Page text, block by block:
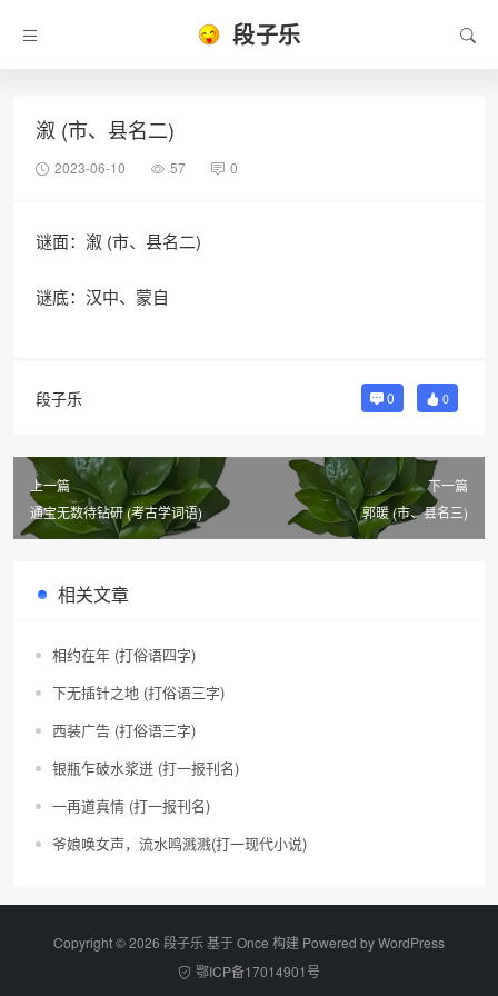
段子乐
溆 (市、县名二)
2023-06-10 57 0
谜面：溆 (市、县名二)
谜底：汉中、蒙自
段子乐 0 0
上一篇
通宝无数待钻研 (考古学词语)
下一篇
郭暖 (市、县名三)
相关文章
相约在年 (打俗语四字)
下无插针之地 (打俗语三字)
西装广告 (打俗语三字)
银瓶乍破水浆迸 (打一报刊名)
一再道真情 (打一报刊名)
爷娘唤女声，流水鸣溅溅(打一现代小说)
Copyright © 2026 段子乐 基于 Once 构建 Powered byWordPress
鄂ICP备17014901号